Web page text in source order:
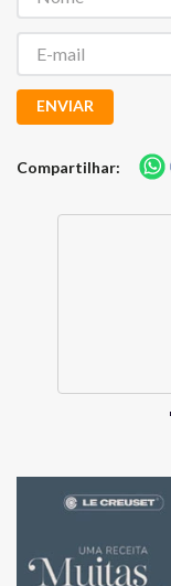
ENVIAR
Compartilhar